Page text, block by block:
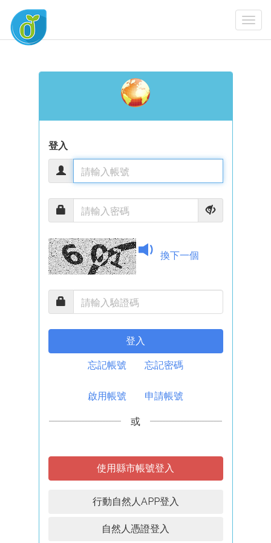
登入
換下一個
登入
忘記帳號 忘記密碼
啟用帳號 申請帳號
或
使用縣市帳號登入
行動自然人APP登入
自然人憑證登入